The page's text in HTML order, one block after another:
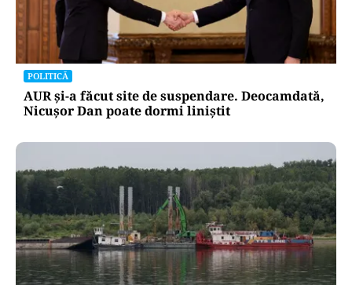
POLITICĂ
AUR și-a făcut site de suspendare. Deocamdată,
Nicușor Dan poate dormi liniștit